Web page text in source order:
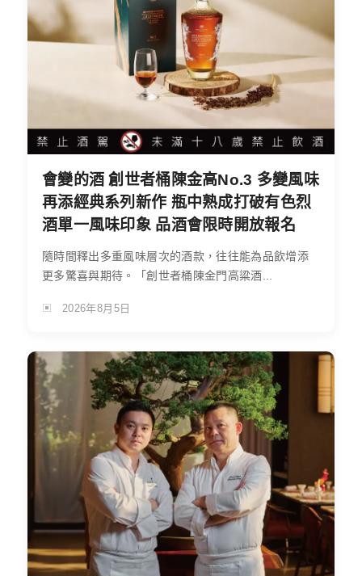
會變的酒 創世者桶陳金高No.3 多變風味
再添經典系列新作 瓶中熟成打破有色烈
酒單一風味印象 品酒會限時開放報名
隨時間釋出多重風味層次的酒款，往往能為品飲增添
更多驚喜與期待。「創世者桶陳金門高粱酒...
2026年8月5日